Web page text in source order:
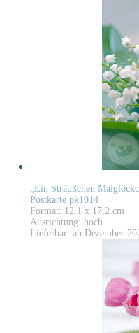
„Ein Sträußchen
Postkarte pk1014
Format: 12,1 x 17,2 cm
Ausrichtung: hoch
Lieferbar: ab Dezember